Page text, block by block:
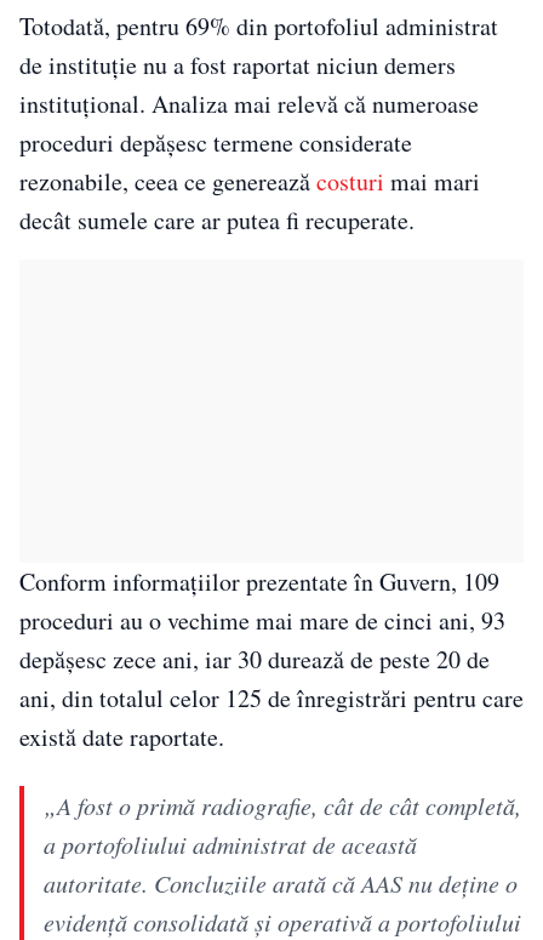
Totodată, pentru 69% din portofoliul administrat
de instituție nu a fost raportat niciun demers
instituțional. Analiza mai relevă că numeroase
proceduri depășesc termene considerate
rezonabile, ceea ce genereazăcosturi mai mari
decât sumele care ar putea fi recuperate.
Conform informațiilor prezentate în Guvern, 109
proceduri au o vechime mai mare de cinci ani, 93
depășesc zece ani, iar 30 durează de peste 20 de
ani, din totalul celor 125 de înregistrări pentru care
există date raportate.
„A fost o primă radiografie, cât de cât completă,
a portofoliului administrat de această
autoritate. Concluziile arată că AAS nu deţine o
evidenţă consolidată şi operativă a portofoliului